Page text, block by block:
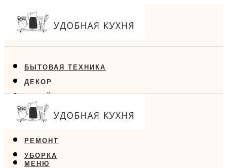
БЫТОВАЯ ТЕХНИКА
ДЕКОР
ДИЗАЙН
ЕДА
РЕМОНТ
УБОРКА
МЕНЮ